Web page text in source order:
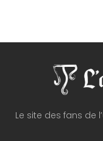
Le site des fans de